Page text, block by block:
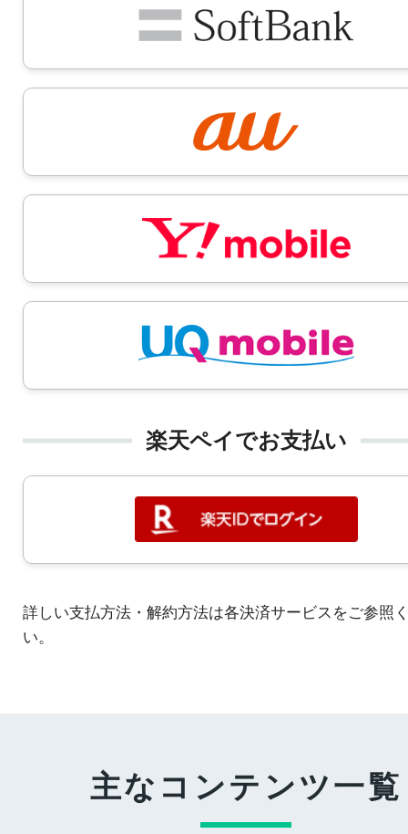
楽天ペイでお支払い
詳しい支払方法・解約方法は各決済サービスをご参照
い。
主なコンテンツ一覧